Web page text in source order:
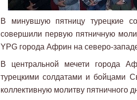
В минувшую пятницу турецкие
совершили первую пятничную
YPG города Африн на северо-
В центральной мечети города
турецкими солдатами и бойцами
коллективную молитву пятничного